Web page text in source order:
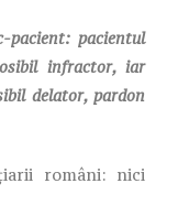
pacient: pacientul
infractor, iar
delator, pardon
români: nici